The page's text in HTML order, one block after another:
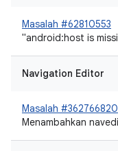
Masalah #62810553
"android:host is
Navigation Editor
Masalah #362766820
Menambahkan